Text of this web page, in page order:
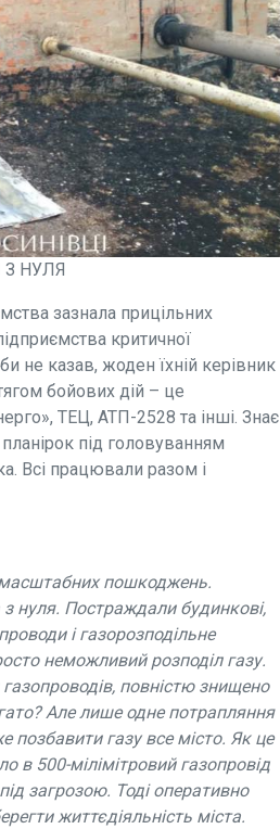
НУЛЯ
зазнала прицільних
критичної
не казав, жоден їхній керівник
бойових дій – це
ТЕЦ, АТП-2528 та інші. Знає
під головуванням
Всі працювали разом і
пошкоджень.
нуля. Постраждали будинкові,
і газорозподільне
неможливий розподіл газу.
повністю знищено
Але лише одне потрапляння
позбавити газу все місто. Як це
в 500-мілімітровий газопровід
загрозою. Тоді оперативно
життєдіяльність міста.